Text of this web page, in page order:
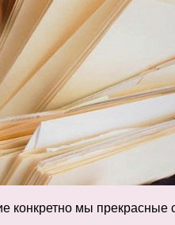
конкретно мы